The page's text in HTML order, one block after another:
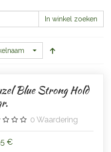
In winkel zoeken
Blue Strong Hold
0 Waardering
€